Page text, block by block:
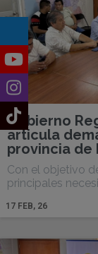
Gobierno
articula
provincia de
17 FEB, 26
Con el objetivo
principales